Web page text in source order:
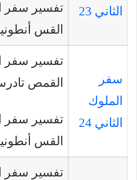
الثاني 23
القس
سفر
الملوك
الثاني 24
القمص
القس